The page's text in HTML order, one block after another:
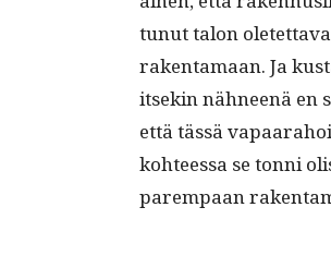
tunut talon
rak­en­ta­maan. Ja
itsekin näh­neenä en
että tässä
kohteessa se ton­ni
parem­paan